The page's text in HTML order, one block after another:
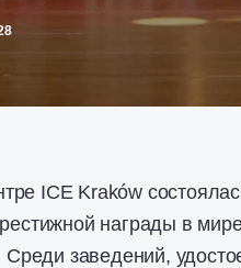
ICE Kraków
награды в мире
заведений,